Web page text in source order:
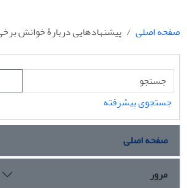
صفحه اصلی پیشنهادهایی دربارۀ خوانش
جستجوی پیشرفته
صفحه اصلی
مرور